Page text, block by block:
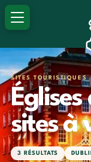
SITES TOURISTIQUES
Églises
sites à
3 RÉSULTATS